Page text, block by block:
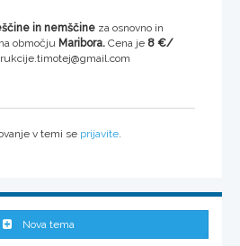
in nemščine za osnovno in
območju Maribora. Cena je 8 €/
v temi se prijavite
Nova tema